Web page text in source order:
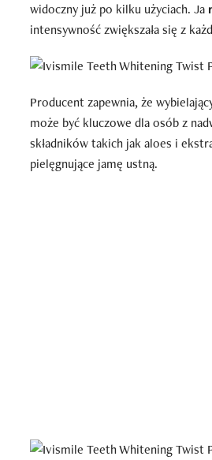
widoczny już po kilku użyciach. Ja
intensywność zwiększała się z
Producent zapewnia, że
może być kluczowe dla osób z
składników takich jak aloes i
pielęgnujące jamę ustną.